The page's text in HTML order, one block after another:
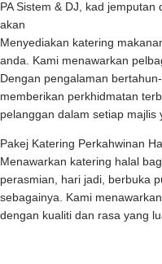
PA Sistem & DJ, kad
akan
Menyediakan katering
anda. Kami menawarkan
Dengan pengalaman
memberikan perkhidmatan
pelanggan dalam setiap majlis
Pakej Katering Perkahwinan
Menawarkan katering halal
perasmian, hari jadi, berbuka
sebagainya. Kami
dengan kualiti dan rasa yang